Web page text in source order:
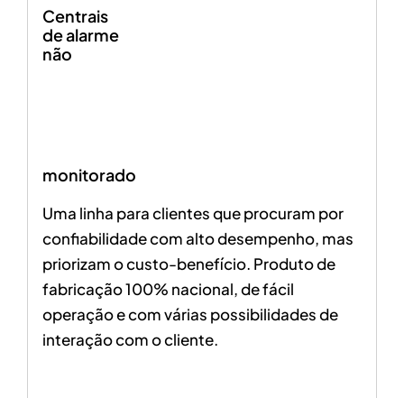
Centrais
de alarme
não
monitorado
Uma linha para clientes que procuram por
confiabilidade com alto desempenho, mas
priorizam o custo-benefício. Produto de
fabricação 100% nacional, de fácil
operação e com várias possibilidades de
interação com o cliente.